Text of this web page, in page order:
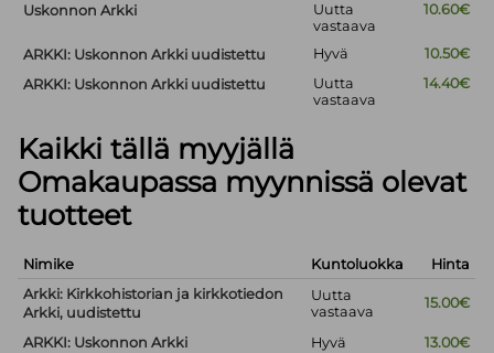
Uskonnon Arkki
Uutta
vastaava
10.60€
ARKKI: Uskonnon Arkki uudistettu Hyvä
10.50€
ARKKI: Uskonnon Arkki uudistettu
Uutta
vastaava
14.40€
Kaikki tällä myyjällä
Omakaupassa myynnissä olevat
tuotteet
Nimike Kuntoluokka
Hinta
Arkki: Kirkkohistorian ja kirkkotiedon
Arkki, uudistettu
Uutta
vastaava
15.00€
ARKKI: Uskonnon Arkki Hyvä
13.00€